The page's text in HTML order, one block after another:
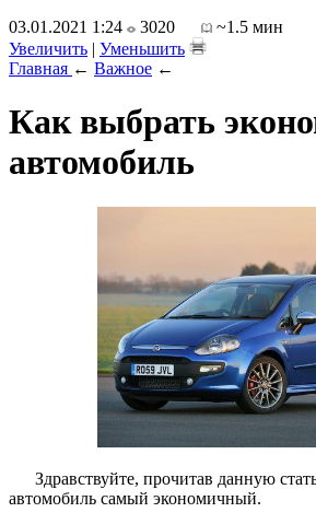
03.01.2021 1:24
3020
~1.5 мин
Увеличить | Уменьшить
Главная ← Важное ←
Как выбрать
автомобиль
Здравствуйте, прочитав данную
автомобиль самый экономичный.